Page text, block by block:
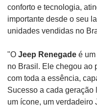
conforto e tecnologia,
importante desde o seu
unidades vendidas no
"O Jeep Renegade é
no Brasil. Ele chegou ao
com toda a essência,
Sucesso a cada
um ícone, um verdadeiro